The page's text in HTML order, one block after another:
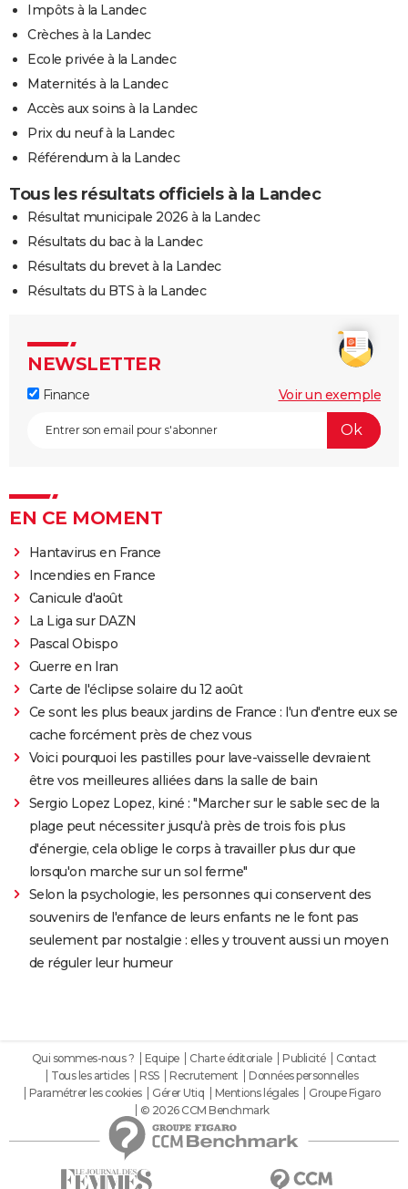
Impôts à la Landec
Crèches à la Landec
Ecole privée à la Landec
Maternités à la Landec
Accès aux soins à la Landec
Prix du neuf à la Landec
Référendum à la Landec
Tous les résultats officiels à la Landec
Résultat municipale 2026 à la Landec
Résultats du bac à la Landec
Résultats du brevet à la Landec
Résultats du BTS à la Landec
NEWSLETTER
Finance Voir un exemple
EN CE MOMENT
Hantavirus en France
Incendies en France
Canicule d'août
La Liga sur DAZN
Pascal Obispo
Guerre en Iran
Carte de l'éclipse solaire du 12 août
Ce sont les plus beaux jardins de France : l'un d'entre eux se
cache forcément près de chez vous
Voici pourquoi les pastilles pour lave-vaisselle devraient
être vos meilleures alliées dans la salle de bain
Sergio Lopez Lopez, kiné : "Marcher sur le sable sec de la
plage peut nécessiter jusqu'à près de trois fois plus
d'énergie, cela oblige le corps à travailler plus dur que
lorsqu'on marche sur un sol ferme"
Selon la psychologie, les personnes qui conservent des
souvenirs de l'enfance de leurs enfants ne le font pas
seulement par nostalgie : elles y trouvent aussi un moyen
de réguler leur humeur
Qui sommes-nous ? Equipe Charte éditoriale Publicité
Contact
Tous les articles
RSS Recrutement
Données personnelles
Paramétrer les cookies
Gérer Utiq Mentions légales
Groupe Figaro
© 2026 CCM Benchmark